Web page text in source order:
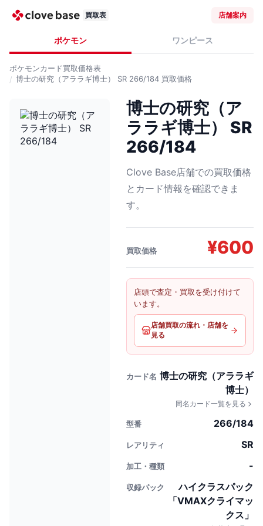
買取表 店舗案内
ポケモン ワンピース
ポケモンカード買取価格表
博士の研究（アララギ博士） SR 266/184 買取価格
博士の研究（ア
ララギ博士） SR
266/184
Clove Base店舗での買取価格
とカード情報を確認できま
す。
買取価格 ¥600
店頭で査定・買取を受け付けて
います。
店舗買取の流れ・店舗を
見る
カード名 博士の研究（アララギ
博士）
同名カード一覧を見る
型番 266/184
レアリティ SR
加工・種類 -
収録パック
ハイクラスパック
「VMAXクライマッ
クス」